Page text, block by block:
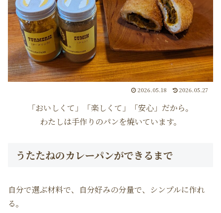
2026.05.18 2026.05.27
「おいしくて」「楽しくて」「安心」だから。
わたしは手作りのパンを焼いています。
うたたねのカレーパンができるまで
自分で選ぶ材料で、自分好みの分量で、シンプルに作れ
る。